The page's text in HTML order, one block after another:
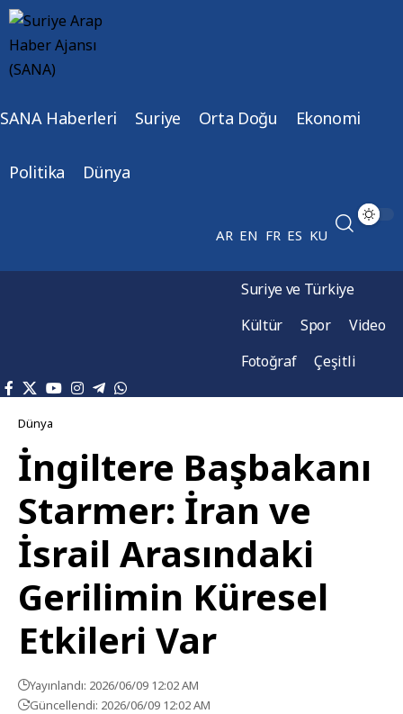
SANA Haberleri Suriye Orta Doğu Ekonomi
Politika Dünya
AR EN FR ES KU
Suriye ve Türkiye
Kültür
Spor
Video
Fotoğraf
Çeşitli
Dünya
İngiltere Başbakanı
Starmer: İran ve
İsrail Arasındaki
Gerilimin Küresel
Etkileri Var
Yayınlandı: 2026/06/09 12:02 AM
Güncellendi: 2026/06/09 12:02 AM